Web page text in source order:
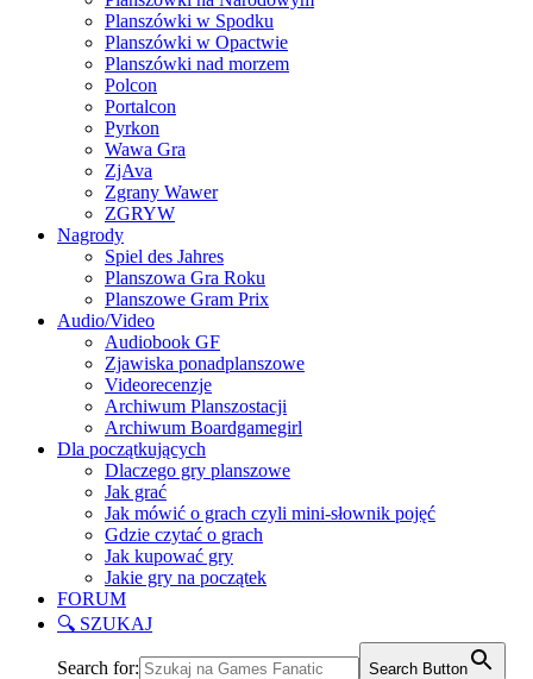
Planszówki w Spodku
Planszówki w Opactwie
Planszówki nad morzem
Polcon
Portalcon
Pyrkon
Wawa Gra
ZjAva
Zgrany Wawer
ZGRYW
Nagrody
Spiel des Jahres
Planszowa Gra Roku
Planszowe Gram Prix
Audio/Video
Audiobook GF
Zjawiska ponadplanszowe
Videorecenzje
Archiwum Planszostacji
Archiwum Boardgamegirl
Dla początkujących
Dlaczego gry planszowe
Jak grać
Jak mówić o grach czyli mini-słownik pojęć
Gdzie czytać o grach
Jak kupować gry
Jakie gry na początek
FORUM
🔍 SZUKAJ
Search for: Search Button